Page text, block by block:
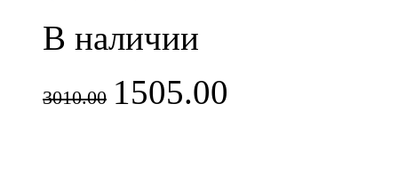
В наличии
3010.00 1505.00